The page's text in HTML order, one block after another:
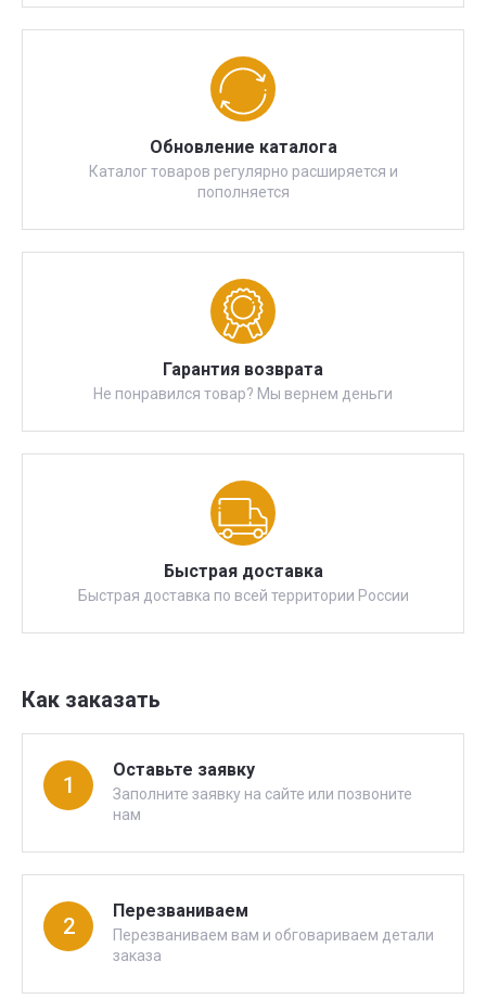
Обновление каталога
Каталог товаров регулярно расширяется и
пополняется
Гарантия возврата
Не понравился товар? Мы вернем деньги
Быстрая доставка
Быстрая доставка по всей территории России
Как заказать
1
Оставьте заявку
Заполните заявку на сайте или позвоните
нам
2
Перезваниваем
Перезваниваем вам и обговариваем детали
заказа